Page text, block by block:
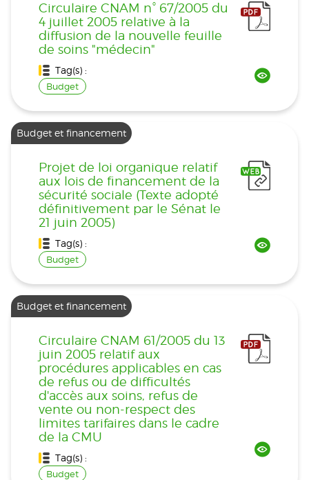
Circulaire CNAM n° 67/2005 du
4 juillet 2005 relative à la
diffusion de la nouvelle feuille
de soins "médecin"
Tag(s) :
Budget
Budget et financement
Projet de loi organique relatif
aux lois de financement de la
sécurité sociale (Texte adopté
définitivement par le Sénat le
21 juin 2005)
Tag(s) :
Budget
Budget et financement
Circulaire CNAM 61/2005 du 13
juin 2005 relatif aux
procédures applicables en cas
de refus ou de difficultés
d'accès aux soins, refus de
vente ou non-respect des
limites tarifaires dans le cadre
de la CMU
Tag(s) :
Budget